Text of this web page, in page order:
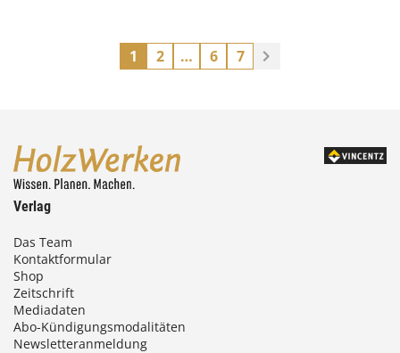
1 2 … 6 7
Verlag
Das Team
Kontaktformular
Shop
Zeitschrift
Mediadaten
Abo-Kündigungsmodalitäten
Newsletteranmeldung